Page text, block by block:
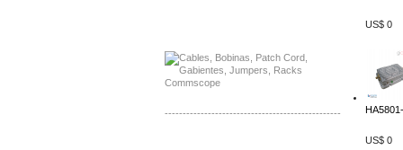
-------------------------------------------------
US$ 0
HA5801-
US$ 0